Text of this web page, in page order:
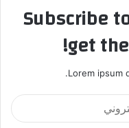
Subscribe
get
Lorem ipsum